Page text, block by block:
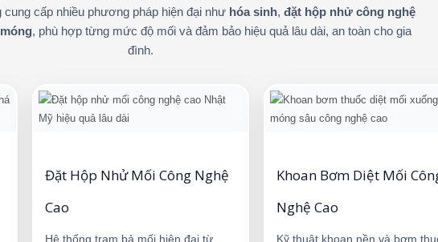
cung cấp nhiều phương pháp hiện đại như hóa sinh,đặt hộp nhử công nghệ
, phù hợp từng mức độ mối và đảm bảo hiệu quả lâu dài, an toàn cho gia
đình.
Đặt Hộp Nhử Mối Công Nghệ
Cao
Hệ thống trạm bả mối hiện đại từ
Khoan Bơm Diệt Mối
Nghệ Cao
Kỹ thuật khoan nền và bơm